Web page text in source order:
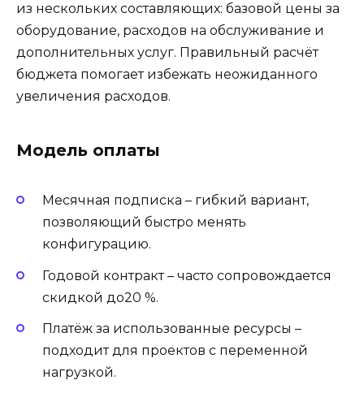
из нескольких составляющих: базовой цены за
оборудование, расходов на обслуживание и
дополнительных услуг. Правильный расчёт
бюджета помогает избежать неожиданного
увеличения расходов.
Модель оплаты
Месячная подписка – гибкий вариант,
позволяющий быстро менять
конфигурацию.
Годовой контракт – часто сопровождается
скидкой до20 %.
Платёж за использованные ресурсы –
подходит для проектов с переменной
нагрузкой.